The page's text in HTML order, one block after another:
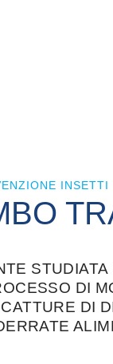
INSETTI
STUDIATA
DI
DI